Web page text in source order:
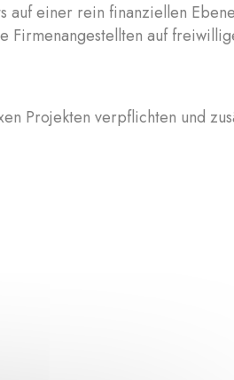
auf einer rein finanziellen
Firmenangestellten auf
Projekten verpflichten und